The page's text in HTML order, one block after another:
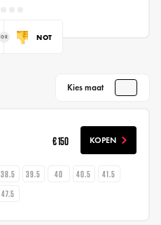
NOT
Kies maat
€ 150 KOPEN
38.5 39.5 40 40.5
41.5
47.5